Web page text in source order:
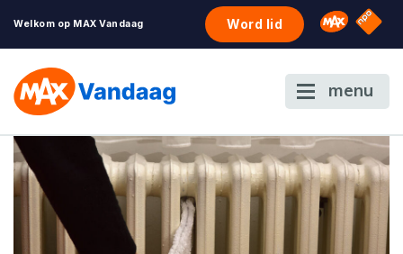
Welkom op MAX Vandaag Word lid Omroep
NPO
menu